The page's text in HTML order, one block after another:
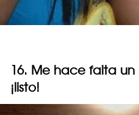
16. Me hace falta
¡listo!